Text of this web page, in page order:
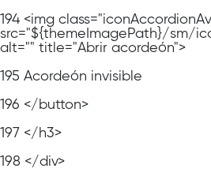
194 <img
src="${themeImagePath}/sm/
alt="" title="Abrir acordeón">
195 Acordeón invisible
196 </button>
197 </h3>
198 </div>